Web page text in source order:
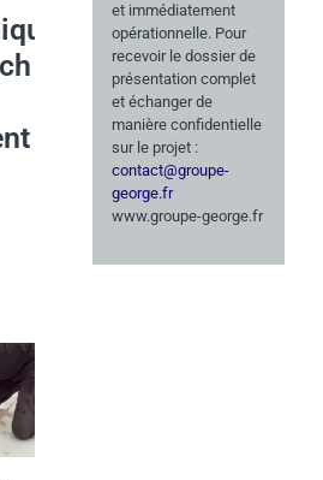
et immédiatement
opérationnelle. Pour
recevoir le dossier de
présentation complet
et échanger de
manière confidentielle
sur le projet :
contact@groupe-
george.fr
www.groupe-george.fr